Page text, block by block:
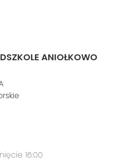
ANIOŁKOWO
16:00